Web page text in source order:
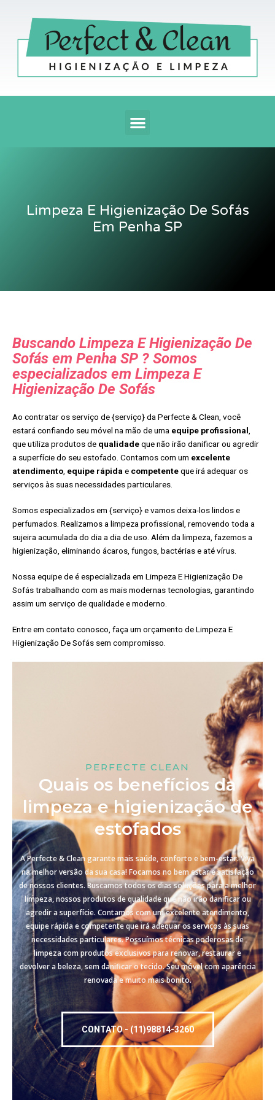
conteúdo
Menu
Limpeza E Higienização De Sofás
Em Penha SP
Buscando Limpeza E Higienização De
Sofás em Penha SP ? Somos
especializados em Limpeza E
Higienização De Sofás
Ao contratar os serviço de {serviço} da Perfecte & Clean, você
estará confiando seu móvel na mão de uma equipe profissional
que utiliza produtos de qualidadeque não irão danificar ou agredir
a superfície do seu estofado. Contamos com um excelente
atendimento equipe rápida e competenteque irá adequar os
serviços às suas necessidades particulares.
Somos especializados em {serviço} e vamos deixa-los lindos e
perfumados. Realizamos a limpeza profissional, removendo toda a
sujeira acumulada do dia a dia de uso. Além da limpeza, fazemos a
higienização, eliminando ácaros, fungos, bactérias e até vírus.
Nossa equipe de é especializada em Limpeza E Higienização De
Sofás trabalhando com as mais modernas tecnologias, garantindo
assim um serviço de qualidade e moderno.
Entre em contato conosco, faça um orçamento de Limpeza E
Higienização De Sofás sem compromisso.
PERFECTE CLEAN
Quais os benefícios da
limpeza e higienização de
estofados
A Perfecte & Clean garante mais saúde, conforto e bem-estar. Viva
na melhor versão da sua casa! Focamos no bem estar e satisfação
de nossos clientes. Buscamos todos os dias soluções para a melhor
limpeza, nossos produtos de qualidade que não irão danificar ou
agredir a superfície. Contamos com um excelente atendimento,
equipe rápida e competente que irá adequar os serviços às suas
necessidades particulares. Possuímos técnicas poderosas de
limpeza com produtos exclusivos para renovar, restaurar e
devolver a beleza, sem danificar o tecido. Seu móvel com aparência
renovada e muito mais bonito.
CONTATO - (11)98814-3260